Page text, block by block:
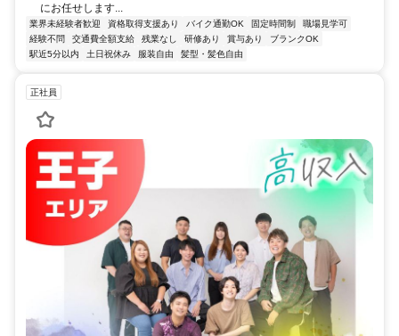
にお任せします...
業界未経験者歓迎 資格取得支援あり バイク通勤OK 固定時間制
職場見学可
経験不問
交通費全額支給 残業なし 研修あり 賞与あり
ブランクOK
駅近5分以内
土日祝休み 服装自由 髪型・髪色自由
正社員